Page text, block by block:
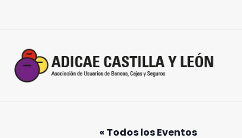
« Todos los Eventos